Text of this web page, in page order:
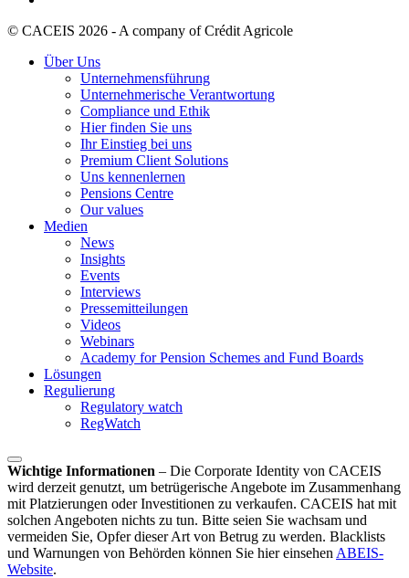
© CACEIS 2026 - A company of Crédit Agricole
Über Uns
Unternehmensführung
Unternehmerische Verantwortung
Compliance und Ethik
Hier finden Sie uns
Ihr Einstieg bei uns
Premium Client Solutions
Uns kennenlernen
Pensions Centre
Our values
Medien
News
Insights
Events
Interviews
Pressemitteilungen
Videos
Webinars
Academy for Pension Schemes and Fund Boards
Lösungen
Regulierung
Regulatory watch
RegWatch
Wichtige Informationen – Die Corporate Identity von CACEIS
wird derzeit genutzt, um betrügerische Angebote im Zusammenhang
mit Platzierungen oder Investitionen zu verkaufen. CACEIS hat mit
solchen Angeboten nichts zu tun. Bitte seien Sie wachsam und
vermeiden Sie, Opfer dieser Art von Betrug zu werden. Blacklists
und Warnungen von Behörden können Sie hier einsehen ABEIS-
Website.